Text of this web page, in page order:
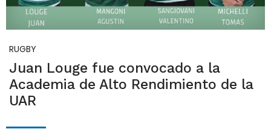
RUGBY
Juan Louge fue convocado a la
Academia de Alto Rendimiento de la
UAR